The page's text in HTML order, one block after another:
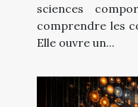
sciences
comprendre les
Elle ouvre un...